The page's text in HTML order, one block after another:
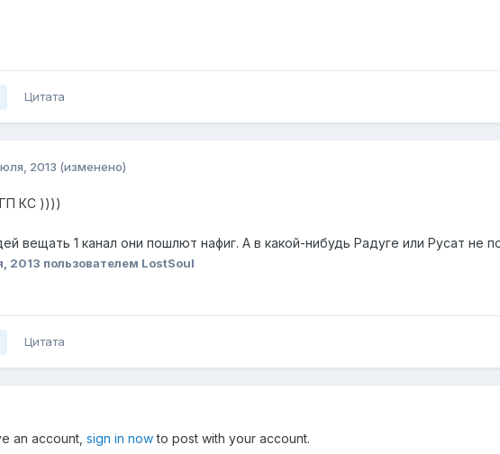
Цитата
2013 (изменено)
КС ))))
вещать 1 канал они пошлют нафиг. А в какой-нибудь Радуге или Русат не
2013 пользователем LostSoul
Цитата
an account, sign in nowto post with your account.